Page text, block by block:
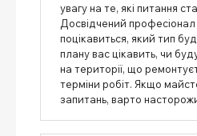
увагу на те, які питання
Досвідчений
поцікавиться, який тип
плану вас цікавить, чи
на території, що
терміни робіт. Якщо
запитань, варто